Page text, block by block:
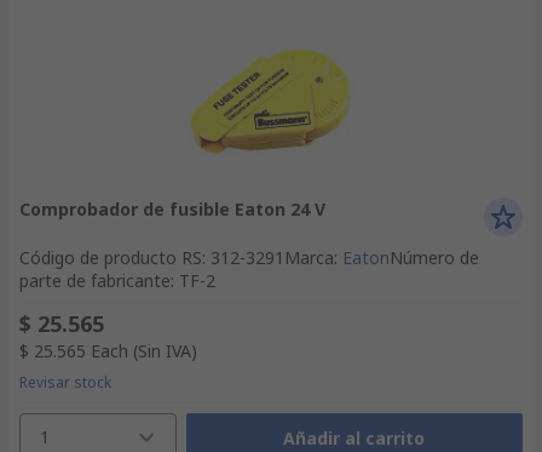
Comprobador de fusible Eaton 24 V
Código de producto RS: 312-3291 Marca: EatonNúmero de
parte de fabricante: TF-2
$ 25.565
$ 25.565 Each (Sin IVA)
Revisar stock
1 Añadir al carrito